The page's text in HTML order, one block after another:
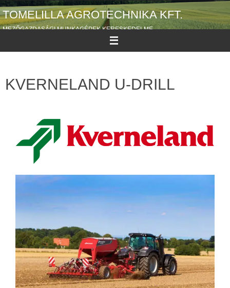
TOMELILLA AGROTECHNIKA KFT.
MEZŐGAZDASÁGI MUNKAGÉPEK KERESKEDELME
KVERNELAND U-DRILL